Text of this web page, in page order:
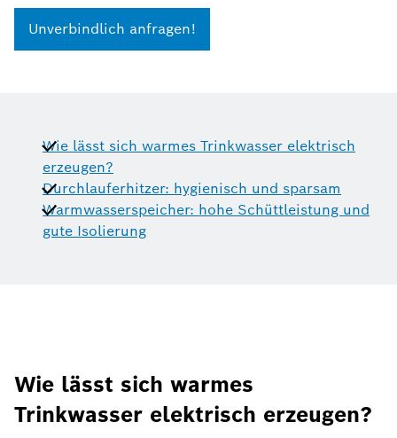
Unverbindlich anfragen!
Wie lässt sich warmes Trinkwasser elektrisch
erzeugen?
Durchlauferhitzer: hygienisch und sparsam
Warmwasserspeicher: hohe Schüttleistung und
gute Isolierung
Wie lässt sich warmes
Trinkwasser elektrisch erzeugen?